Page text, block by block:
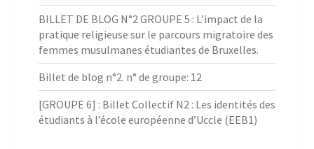
BILLET DE BLOG N°2 GROUPE 5 : L’impact de la
pratique religieuse sur le parcours migratoire des
femmes musulmanes étudiantes de Bruxelles.
Billet de blog n°2. n° de groupe: 12
[GROUPE 6] : Billet Collectif N2 : Les identités des
étudiants à l’école européenne d’Uccle (EEB1)